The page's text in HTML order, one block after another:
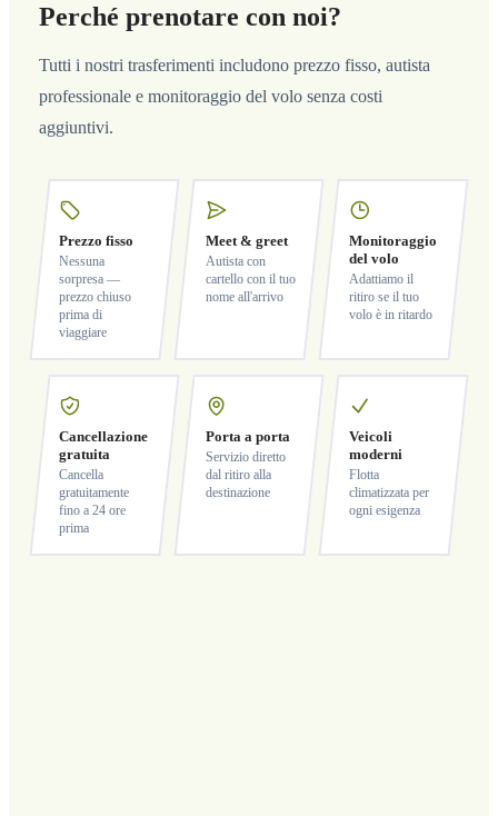
Perché prenotare con noi?
Tutti i nostri trasferimenti includono prezzo fisso, autista
professionale e monitoraggio del volo senza costi
aggiuntivi.
Prezzo fisso
Nessuna
sorpresa —
prezzo chiuso
prima di
viaggiare
Meet & greet
Autista con
cartello con il tuo
nome all'arrivo
Monitoraggio
del volo
Adattiamo il
ritiro se il tuo
volo è in ritardo
Cancellazione
gratuita
Cancella
gratuitamente
fino a 24 ore
prima
Porta a porta
Servizio diretto
dal ritiro alla
destinazione
Veicoli
moderni
Flotta
climatizzata per
ogni esigenza